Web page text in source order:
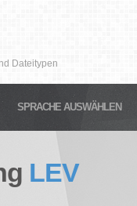
Dateitypen
SPRACHE AUSWÄHLEN
LEV